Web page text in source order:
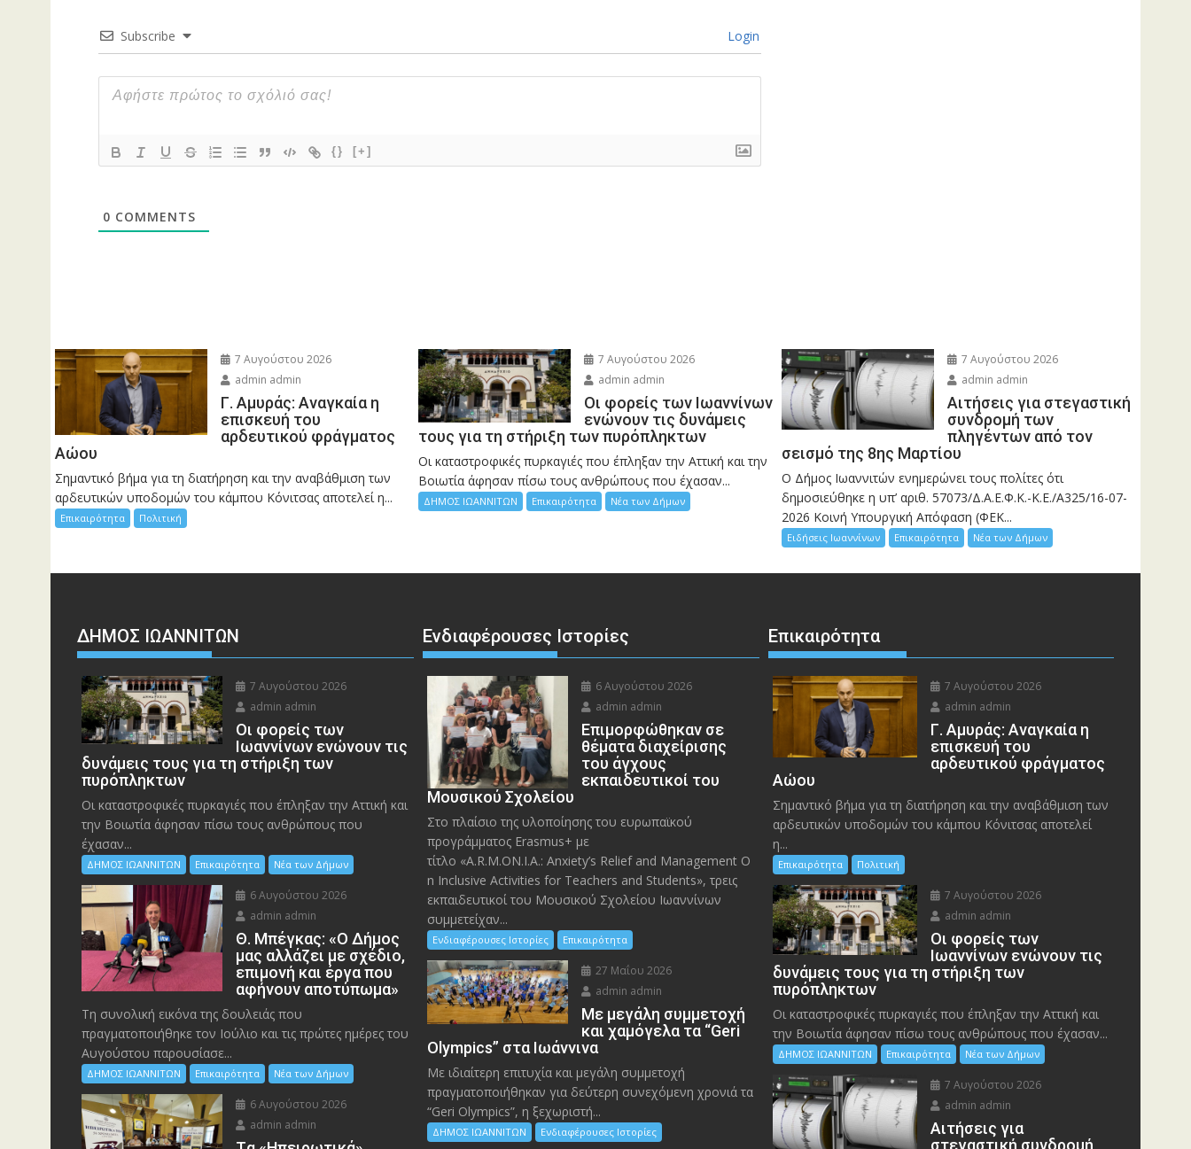
Subscribe Login
{} [+]
0 COMMENTS
7 Αυγούστου 2026
admin admin
Γ. Αμυράς: Αναγκαία η
επισκευή του
αρδευτικού φράγματος
Αώου
Σημαντικό βήμα για τη διατήρηση και την αναβάθμιση των
αρδευτικών υποδομών του κάμπου Κόνιτσας αποτελεί η...
Επικαιρότητα Πολιτική
7 Αυγούστου 2026
admin admin
Οι φορείς των Ιωαννίνων
ενώνουν τις δυνάμεις
τους για τη στήριξη των πυρόπληκτων
Οι καταστροφικές πυρκαγιές που έπληξαν την Αττική και την
Bοιωτία άφησαν πίσω τους ανθρώπους που έχασαν...
ΔΗΜΟΣ ΙΩΑΝΝΙΤΩΝ Επικαιρότητα Νέα των Δήμων
7 Αυγούστου 2026
admin admin
Αιτήσεις για στεγαστική
συνδρομή των
πληγέντων από τον
σεισμό της 8ης Μαρτίου
Ο Δήμος Ιωαννιτών ενημερώνει τους πολίτες ότι
δημοσιεύθηκε η υπ’ αριθ. 57073/Δ.Α.Ε.Φ.Κ.-Κ.Ε./Α325/16-07-
2026 Κοινή Υπουργική Απόφαση (ΦΕΚ...
Ειδήσεις Ιωαννίνων Επικαιρότητα Νέα των Δήμων
ΔΗΜΟΣ ΙΩΑΝΝΙΤΩΝ
7 Αυγούστου 2026
admin admin
Οι φορείς των
Ιωαννίνων ενώνουν τις
δυνάμεις τους για τη στήριξη των
πυρόπληκτων
Οι καταστροφικές πυρκαγιές που έπληξαν την Αττική και
την Bοιωτία άφησαν πίσω τους ανθρώπους που
έχασαν...
ΔΗΜΟΣ ΙΩΑΝΝΙΤΩΝ Επικαιρότητα Νέα των Δήμων
6 Αυγούστου 2026
admin admin
Θ. Μπέγκας: «Ο Δήμος
μας αλλάζει με σχέδιο,
επιμονή και έργα που
αφήνουν αποτύπωμα»
Τη συνολική εικόνα της δουλειάς που
πραγματοποιήθηκε τον Ιούλιο και τις πρώτες ημέρες του
Αυγούστου παρουσίασε...
ΔΗΜΟΣ ΙΩΑΝΝΙΤΩΝ Επικαιρότητα Νέα των Δήμων
6 Αυγούστου 2026
admin admin
Ενδιαφέρουσες Ιστορίες
6 Αυγούστου 2026
admin admin
Eπιμορφώθηκαν σε
θέματα διαχείρισης
του άγχους
εκπαιδευτικοί του
Μουσικού Σχολείου
Στο πλαίσιο της υλοποίησης του ευρωπαϊκού
προγράμματος Erasmus+ με
τίτλο «A.R.M.ON.I.A.: Anxiety’s Relief and Management O
n Inclusive Activities for Teachers and Students», τρεις
εκπαιδευτικοί του Μουσικού Σχολείου Ιωαννίνων
συμμετείχαν...
Ενδιαφέρουσες Ιστορίες Επικαιρότητα
27 Μαΐου 2026
admin admin
Με μεγάλη συμμετοχή
και χαμόγελα τα “Geri
Olympics” στα Ιωάννινα
Με ιδιαίτερη επιτυχία και μεγάλη συμμετοχή
πραγματοποιήθηκαν για δεύτερη συνεχόμενη χρονιά τα
“Geri Olympics”, η ξεχωριστή...
ΔΗΜΟΣ ΙΩΑΝΝΙΤΩΝ Ενδιαφέρουσες Ιστορίες
Επικαιρότητα
7 Αυγούστου 2026
admin admin
Γ. Αμυράς: Αναγκαία η
επισκευή του
αρδευτικού φράγματος
Αώου
Σημαντικό βήμα για τη διατήρηση και την αναβάθμιση των
αρδευτικών υποδομών του κάμπου Κόνιτσας αποτελεί
η...
Επικαιρότητα Πολιτική
7 Αυγούστου 2026
admin admin
Οι φορείς των
Ιωαννίνων ενώνουν τις
δυνάμεις τους για τη στήριξη των
πυρόπληκτων
Οι καταστροφικές πυρκαγιές που έπληξαν την Αττική και
την Bοιωτία άφησαν πίσω τους ανθρώπους που έχασαν...
ΔΗΜΟΣ ΙΩΑΝΝΙΤΩΝ Επικαιρότητα Νέα των Δήμων
7 Αυγούστου 2026
admin admin
Αιτήσεις για